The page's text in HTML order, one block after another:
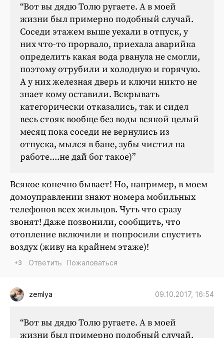
“Вот вы дядю Толю ругаете. А в моей
жизни был примерно подобный случай.
Соседи этажем выше уехали в отпуск, у
них что-то прорвало, приехала аварийка
определить какая вода рванула не смогли,
поэтому отрубили и холодную и горячую.
А у них железная дверь и ключи никто не
знает кому оставили. Вскрывать
категорически отказались, так и сидел
весь стояк вообще без воды всякой целый
месяц пока соседи не вернулись из
отпуска, мылся в бане, зубы чистил на
работе....не дай бог такое)”
Всякое конечно бывает! Но, например, в моем
домоуправлении знают номера мобильных
телефонов всех жильцов. Чуть что сразу
звонят! Даже позвонили, сообщить, что
отопление включили и попросили спустить
воздух (живу на крайнем этаже)!
+3 Ответить Пожаловаться
zemlya 09.10.2017, 16:54
“Вот вы дядю Толю ругаете. А в моей
жизни был примерно подобный случай.